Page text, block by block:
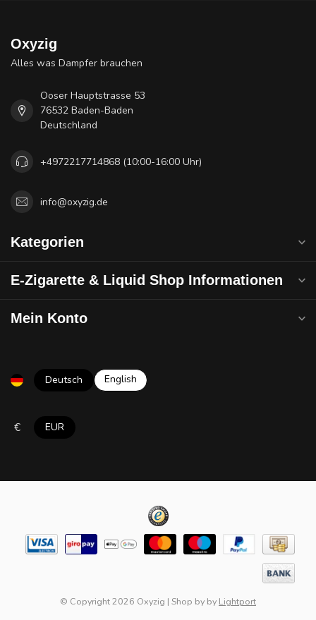
Oxyzig
Alles was Dampfer brauchen
Ooser Hauptstrasse 53
76532 Baden-Baden
Deutschland
+4972217714868 (10:00-16:00 Uhr)
info@oxyzig.de
Kategorien
E-Zigarette & Liquid Shop Informationen
Mein Konto
Deutsch English
€ EUR
© Copyright 2026 Oxyzig | Shop by by Lightport